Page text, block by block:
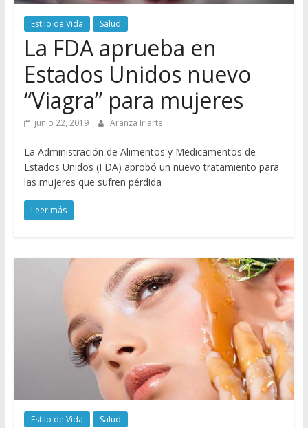
Estilo de Vida Salud
La FDA aprueba en
Estados Unidos nuevo
“Viagra” para mujeres
junio 22, 2019 Aranza Iriarte
La Administración de Alimentos y Medicamentos de
Estados Unidos (FDA) aprobó un nuevo tratamiento para
las mujeres que sufren pérdida
Leer más
Estilo de Vida Salud